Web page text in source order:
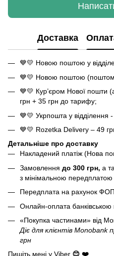
Доставка
💙💛 Новою поштою у
💙💛 Новою поштою
💙💛 Кур’єром Нової пошти
грн + 35 грн до тарифу;
💙💛 Укрпошта у відділення -
💙💛 Rozetka Delivery – 49
Детальніше про доставку
Накладений платіж (Нова
Замовлення до 300 грн, а
з мінімальною передплатою
Передплата на рахунок ФОП
Онлайн-оплата
«Покупка частинами» від
Діє для клієнтів Monobank
грн
Пишіть мені у Viber 😊 ❤️